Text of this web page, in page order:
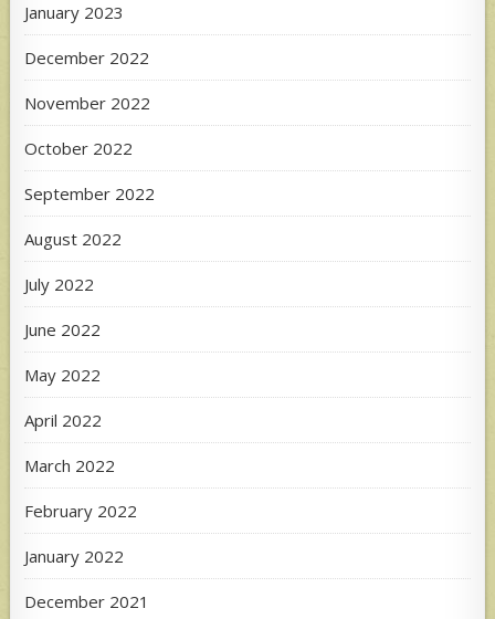
January 2023
December 2022
November 2022
October 2022
September 2022
August 2022
July 2022
June 2022
May 2022
April 2022
March 2022
February 2022
January 2022
December 2021